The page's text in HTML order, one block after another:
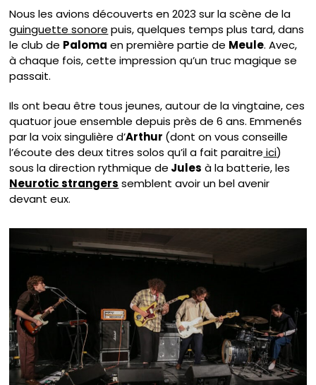
Nous les avions découverts en 2023 sur la scène de la
guinguette sonore puis, quelques temps plus tard, dans
le club de Paloma en première partie de Meule. Avec,
à chaque fois, cette impression qu’un truc magique se
passait.
Ils ont beau être tous jeunes, autour de la vingtaine, ces
quatuor joue ensemble depuis près de 6 ans. Emmenés
par la voix singulière d’Arthur (dont on vous conseille
l’écoute des deux titres solos qu’il a fait paraitre ici)
sous la direction rythmique de Jules à la batterie, les
Neurotic strangers semblent avoir un bel avenir
devant eux.